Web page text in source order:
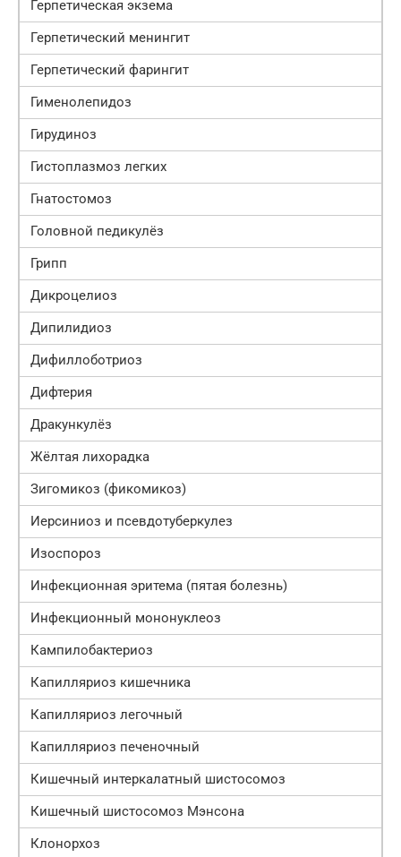
Герпетическая экзема
Герпетический менингит
Герпетический фарингит
Гименолепидоз
Гирудиноз
Гистоплазмоз легких
Гнатостомоз
Головной педикулёз
Грипп
Дикроцелиоз
Дипилидиоз
Дифиллоботриоз
Дифтерия
Дракункулёз
Жёлтая лихорадка
Зигомикоз (фикомикоз)
Иерсиниоз и псевдотуберкулез
Изоспороз
Инфекционная эритема (пятая болезнь)
Инфекционный мононуклеоз
Кампилобактериоз
Капилляриоз кишечника
Капилляриоз легочный
Капилляриоз печеночный
Кишечный интеркалатный шистосомоз
Кишечный шистосомоз Мэнсона
Клонорхоз